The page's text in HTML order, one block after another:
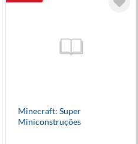
Minecraft: Super
Miniconstruções